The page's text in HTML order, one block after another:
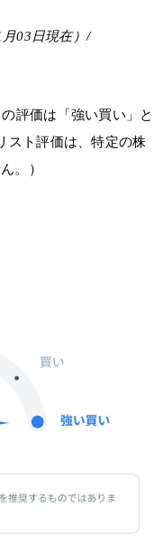
03日現在）/
評価は「強い買い」と
スト評価は、特定の株
。）